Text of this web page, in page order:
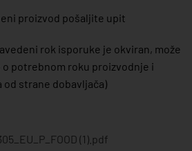
proizvod pošaljite upit
rok isporuke je okviran, može
potrebnom roku proizvodnje i
strane dobavljača)
(1).pdf